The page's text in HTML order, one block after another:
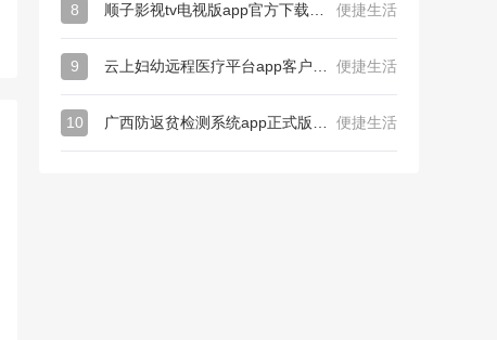
8 便捷生活
9 便捷生活
10 便捷生活